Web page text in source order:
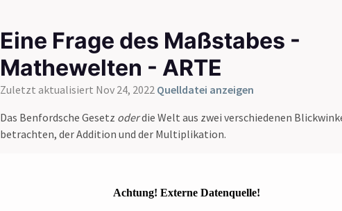
Eine Frage des Maßstabes -
Mathewelten - ARTE
Zuletzt aktualisiert Nov 24, 2022 Quelldatei anzeigen
Das Benfordsche Gesetz oderdie Welt aus zwei verschiedenen
betrachten, der Addition und der Multiplikation.
Achtung! Externe Datenquelle!